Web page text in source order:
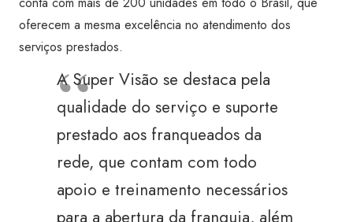
oferecem a mesma excelência no atendimento dos
serviços prestados.
A Super Visão se destaca pela
qualidade do serviço e suporte
prestado aos franqueados da
rede, que contam com todo
apoio e treinamento necessários
para a abertura da franquia, além